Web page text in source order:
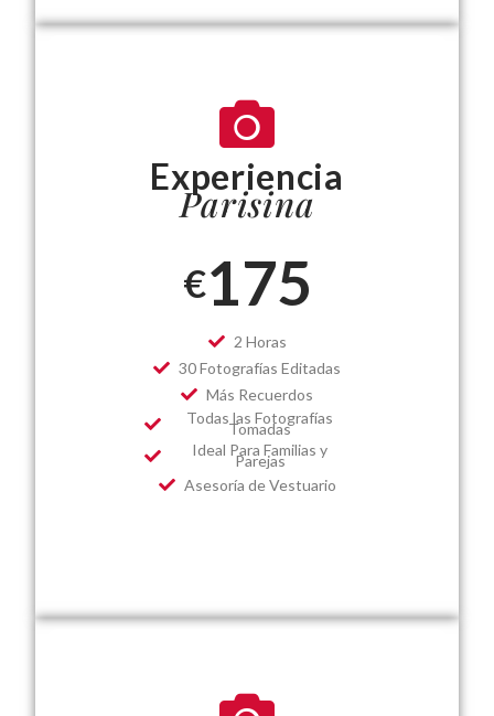
Experiencia
Parisina
€175
2 Horas
30 Fotografías Editadas
Más Recuerdos
Todas las Fotografías
Tomadas
Ideal Para Familias y
Parejas
Asesoría de Vestuario